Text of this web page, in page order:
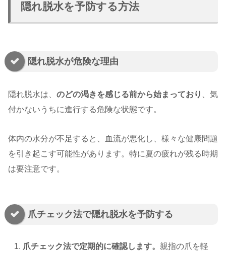
隠れ脱水を予防する方法
隠れ脱水が危険な理由
隠れ脱水は、 のどの渇きを感じる前から始まっており
、気
付かないうちに進行する危険な状態です。
体内の水分が不足すると、血流が悪化し、様々な健康問題
を引き起こす可能性があります。特に夏の疲れが残る時期
は要注意です。
爪チェック法で隠れ脱水を予防する
爪チェック法で定期的に確認します。親指の爪を軽